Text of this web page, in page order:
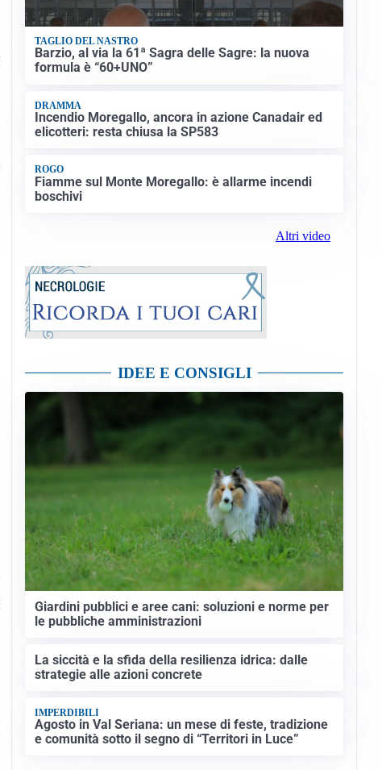
TAGLIO DEL NASTRO
Barzio, al via la 61ª Sagra delle Sagre: la nuova
formula è “60+UNO”
DRAMMA
Incendio Moregallo, ancora in azione Canadair ed
elicotteri: resta chiusa la SP583
ROGO
Fiamme sul Monte Moregallo: è allarme incendi
boschivi
Altri video
IDEE E CONSIGLI
Giardini pubblici e aree cani: soluzioni e norme per
le pubbliche amministrazioni
La siccità e la sfida della resilienza idrica: dalle
strategie alle azioni concrete
IMPERDIBILI
Agosto in Val Seriana: un mese di feste, tradizione
e comunità sotto il segno di “Territori in Luce”